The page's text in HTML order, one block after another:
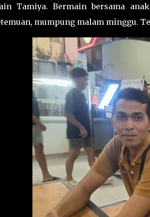
Tamiya. Bermain bersama
mumpung malam minggu.